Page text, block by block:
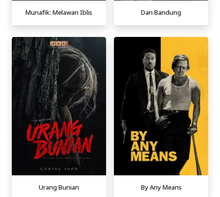
Munafik: Melawan Iblis Dan Bandung
Urang Bunian By Any Means